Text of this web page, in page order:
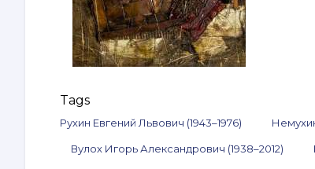
Tags
Рухин Евгений Львович (1943–1976)
Вулох Игорь Александрович (1938–2012)